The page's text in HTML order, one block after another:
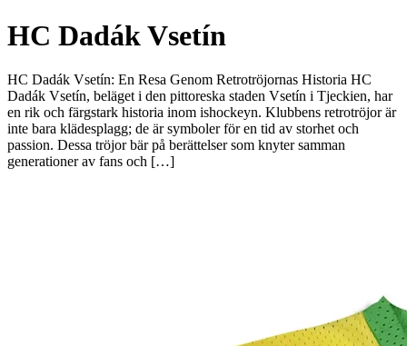
HC Dadák Vsetín
HC Dadák Vsetín: En Resa Genom Retrotröjornas Historia HC
Dadák Vsetín, beläget i den pittoreska staden Vsetín i Tjeckien, har
en rik och färgstark historia inom ishockeyn. Klubbens retrotröjor är
inte bara klädesplagg; de är symboler för en tid av storhet och
passion. Dessa tröjor bär på berättelser som knyter samman
generationer av fans och […]